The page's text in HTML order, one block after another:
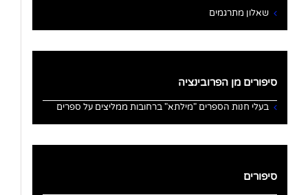
שאלון מתרגמים
סיפורים מן הפרובינציה
בעלי חנות הספרים "מילתא" ברחובות ממליצים על ספרים
סיפורים